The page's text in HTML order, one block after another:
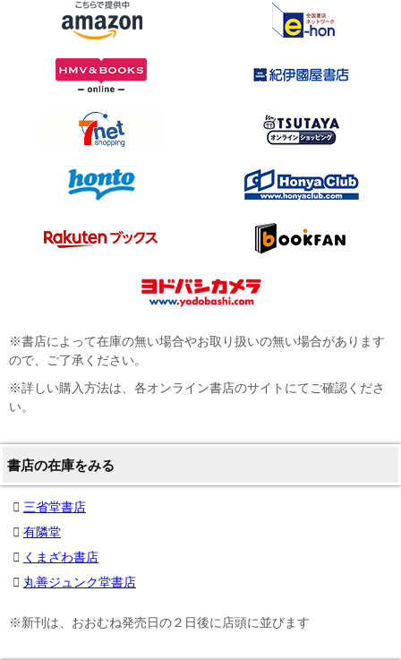
※書店によって在庫の無い場合やお取り扱いの無い場合があります
ので、ご了承ください。
※詳しい購入方法は、各オンライン書店のサイトにてご確認くださ
い。
書店の在庫をみる
三省堂書店
有隣堂
くまざわ書店
丸善ジュンク堂書店
※新刊は、おおむね発売日の２日後に店頭に並びます